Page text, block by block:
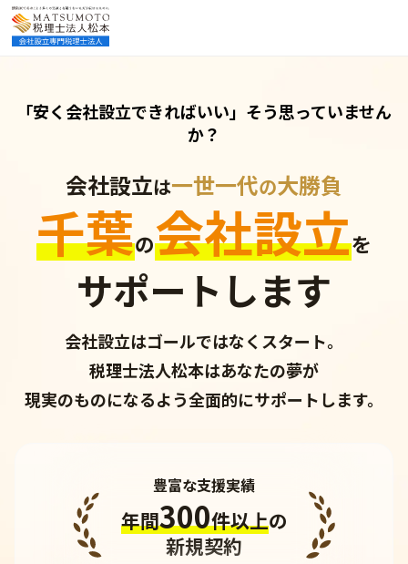
「安く会社設立できればいい」 そう思っていません
か？
会社設立は一世一代の大勝負
千葉の会社設立を
サポートします
会社設立はゴールではなくスタート。
税理士法人松本はあなたの夢が
現実のものになるよう全面的にサポートします。
豊富な支援実績
年間300件以上の
新規契約